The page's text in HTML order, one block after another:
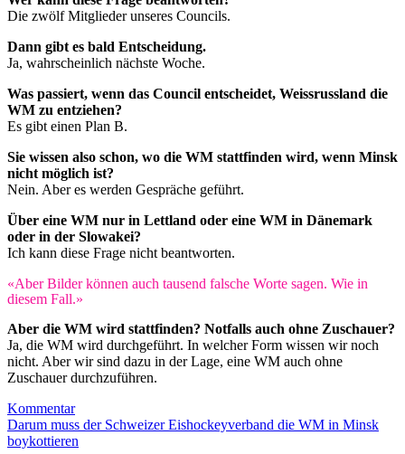
Die zwölf Mitglieder unseres Councils.
Dann gibt es bald Entscheidung.
Ja, wahrscheinlich nächste Woche.
Was passiert, wenn das Council entscheidet, Weissrussland die
WM zu entziehen?
Es gibt einen Plan B.
Sie wissen also schon, wo die WM stattfinden wird, wenn Minsk
nicht möglich ist?
Nein. Aber es werden Gespräche geführt.
Über eine WM nur in Lettland oder eine WM in Dänemark
oder in der Slowakei?
Ich kann diese Frage nicht beantworten.
«Aber Bilder können auch tausend falsche Worte sagen. Wie in
diesem Fall.»
Aber die WM wird stattfinden? Notfalls auch ohne Zuschauer?
Ja, die WM wird durchgeführt. In welcher Form wissen wir noch
nicht. Aber wir sind dazu in der Lage, eine WM auch ohne
Zuschauer durchzuführen.
Kommentar
Darum muss der Schweizer Eishockeyverband die WM in Minsk
boykottieren